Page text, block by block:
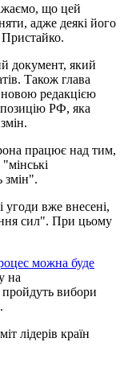
що цей
адже деякі його
документ, який
Також глава
редакцією
РФ, яка
працює над тим,
змін".
угоди вже внесені,
сил". При цьому
можна буде
на
пройдуть вибори
лідерів країн